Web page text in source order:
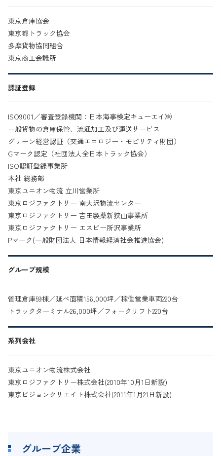
東京倉庫協会
東京都トラック協会
多摩貨物協同組合
東京商工会議所
認証登録
ISO9001／審査登録機関：日本海事検定キューエイ㈱
一般貨物の倉庫保管、流通加工及び運送サービス
グリーン経営認証（交通エコロジー・モビリティ財団）
Gマーク認定（社団法人全日本トラック協会）
ISO認証登録事業所
本社 総務部
東京ユニオン物流 立川営業所
東京ロジファクトリー 南大沢物流センター
東京ロジファクトリー 吉田製薬新狭山事業所
東京ロジファクトリー エスビー所沢事業所
Pマーク(一般財団法人 日本情報経済社会推進協会)
グループ規模
管理倉庫59棟／延べ面積156,000坪／稼働営業車両220台
トラックターミナル26,000坪／フォークリフト220台
系列会社
東京ユニオン物流株式会社
東京ロジファクトリー株式会社(2010年10月1日新設)
東京ビジョンクリエイト株式会社(2011年1月21日新設)
グループ企業